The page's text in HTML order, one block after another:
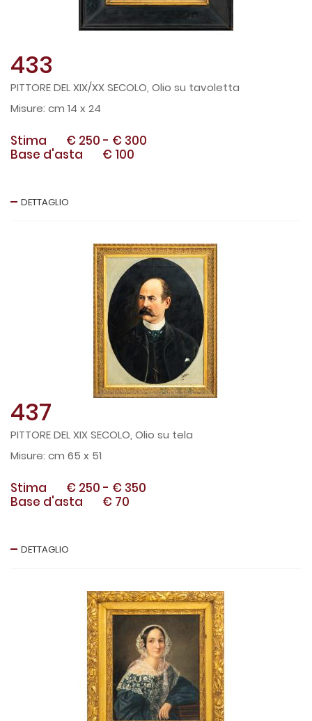
433
PITTORE DEL XIX/XX SECOLO, Olio su tavoletta
cm 14 x 24
Stima € 250 - € 300
Base d'asta
€ 100
DETTAGLIO
437
PITTORE DEL XIX SECOLO, Olio su tela
cm 65 x 51
Stima € 250 - € 350
Base d'asta
€ 70
DETTAGLIO